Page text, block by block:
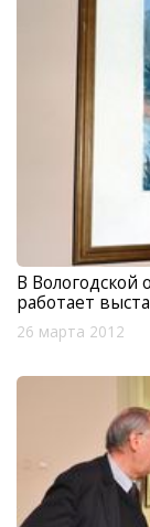
В Вологодской
работает
26 марта 2012